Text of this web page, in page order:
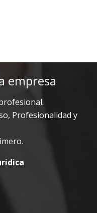
¿Sirven
realmente los
pantallazos de
WhatsApp en un